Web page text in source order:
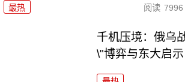
最热 阅读 7996
千机压境：俄乌
\"博弈与东大启示